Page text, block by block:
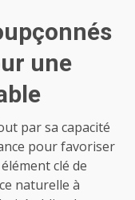
une
par sa capacité
pour favoriser
clé de
naturelle à